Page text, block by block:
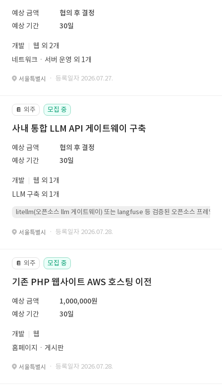
예상 금액
협의 후 결정
예상 기간
30일
개발
웹 외 2개
네트워크ㆍ서버 운영 외 1개
서울특별시 · 등록일자 2026.07.27.
📔 외주 모집 중
사내 통합 LLM API 게이트웨이 구축
예상 금액
협의 후 결정
예상 기간
30일
개발
웹 외 1개
LLM 구축 외 1개
litellm(오픈소스 llm 게이트웨이) 또는 langfuse 등 검증된 오픈소스 프레임워
서울특별시 · 등록일자 2026.07.28.
📔 외주 모집 중
기존 PHP 웹사이트 AWS 호스팅 이전
예상 금액
1,000,000원
예상 기간
30일
개발
웹
홈페이지ㆍ게시판
서울특별시 · 등록일자 2026.07.28.